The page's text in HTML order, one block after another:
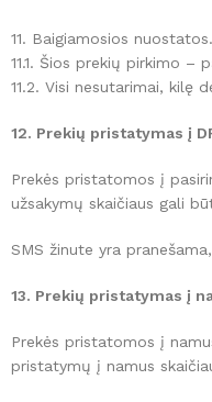
11. Baigiamosios nuostatos.
11.1. Šios prekių pirkimo –
11.2. Visi nesutarimai, kilę
12. Prekių pristatymas į
Prekės pristatomos į
užsakymų skaičiaus gali
SMS žinute yra
13. Prekių pristatymas į
Prekės pristatomos į
pristatymų į namus